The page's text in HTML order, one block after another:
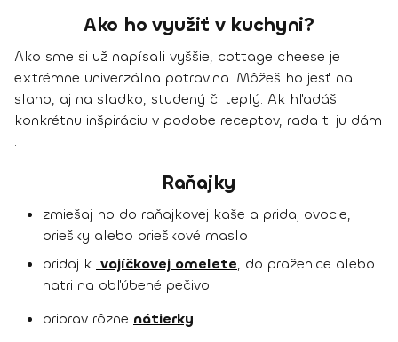
Ako ho využiť v kuchyni?
Ako sme si už napísali vyššie, cottage cheese je
extrémne univerzálna potravina. Môžeš ho jesť na
slano, aj na sladko, studený či teplý. Ak hľadáš
konkrétnu inšpiráciu v podobe receptov, rada ti ju dám
.
Raňajky
zmiešaj ho do raňajkovej kaše a pridaj ovocie,
oriešky alebo orieškové maslo
pridaj k vajíčkovej omelete, do praženice alebo
natri na obľúbené pečivo
priprav rôzne nátierky